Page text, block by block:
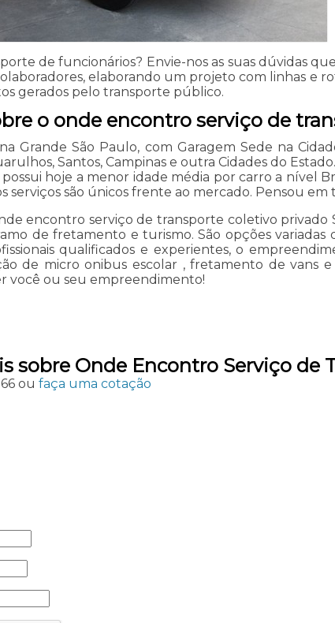
de funcionários? Envie-nos as suas dúvidas
elaborando um projeto com linhas e
gerados pelo transporte público.
o onde encontro serviço de
Grande São Paulo, com Garagem Sede na
Santos, Campinas e outra Cidades do
hoje a menor idade média por carro a nível
serviços são únicos frente ao mercado. Pensou
encontro serviço de transporte coletivo
de fretamento e turismo. São opções
qualificados e experientes, o
de micro onibus escolar , fretamento de vans
você ou seu empreendimento!
sobre Onde Encontro Serviço de
ou faça uma cotação